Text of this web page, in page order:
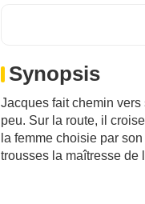
Synopsis
Jacques fait chemin
peu. Sur la route, il
la femme choisie par
trousses la maîtresse de